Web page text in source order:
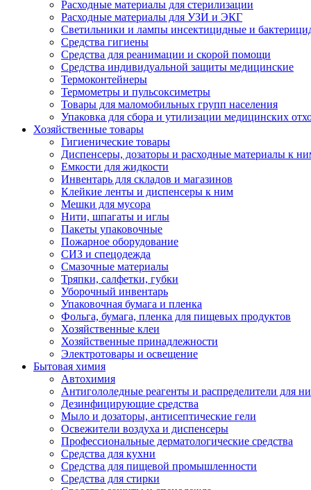
Расходные материалы для стерилизации
Расходные материалы для УЗИ и ЭКГ
Светильники и лампы инсектицидные и
Средства гигиены
Средства для реанимации и скорой помощи
Средства индивидуальной защиты медицинские
Термоконтейнеры
Термометры и пульсоксиметры
Товары для маломобильных групп населения
Упаковка для сбора и утилизации медицинских
Хозяйственные товары
Гигиенические товары
Диспенсеры, дозаторы и расходные материалы к
Емкости для жидкости
Инвентарь для складов и магазинов
Клейкие ленты и диспенсеры к ним
Мешки для мусора
Нити, шпагаты и иглы
Пакеты упаковочные
Пожарное оборудование
СИЗ и спецодежда
Смазочные материалы
Тряпки, салфетки, губки
Уборочный инвентарь
Упаковочная бумага и пленка
Фольга, бумага, пленка для пищевых продуктов
Хозяйственные клеи
Хозяйственные принадлежности
Электротовары и освещение
Бытовая химия
Автохимия
Антигололедные реагенты и распределители для
Дезинфицирующие средства
Мыло и дозаторы, антисептические гели
Освежители воздуха и диспенсеры
Профессиональные дерматологические средства
Средства для кухни
Средства для пищевой промышленности
Средства для стирки